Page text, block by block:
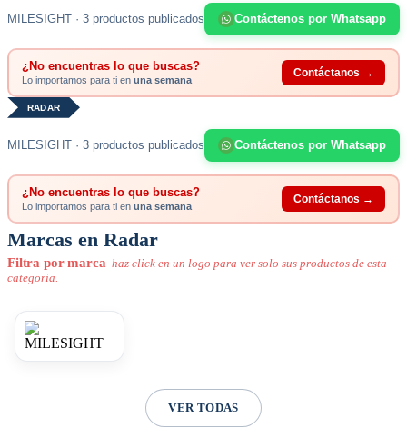
MILESIGHT · 3 productos publicados Contáctenos por Whatsapp
¿No encuentras lo que buscas?
Lo importamos para ti en una semana
Contáctanos →
RADAR
MILESIGHT · 3 productos publicados Contáctenos por Whatsapp
¿No encuentras lo que buscas?
Lo importamos para ti en una semana
Contáctanos →
Marcas en Radar
Filtra por marca haz click en un logo para ver solo sus productos de esta
categoria.
VER TODAS